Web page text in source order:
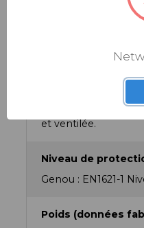
3DF : Mousse
et ventilée.
Niveau de
Genou : EN1621-1
Poids (données